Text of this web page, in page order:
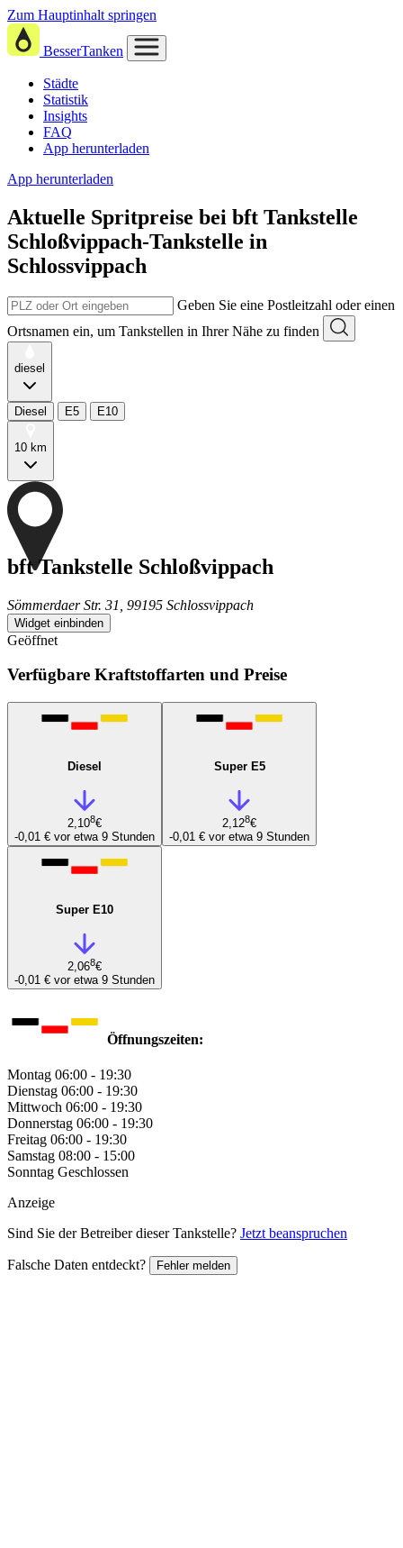
Zum Hauptinhalt springen
BesserTanken
Städte
Statistik
Insights
FAQ
App herunterladen
App herunterladen
Aktuelle Spritpreise bei bft Tankstelle
Schloßvippach-Tankstelle in
Schlossvippach
Geben Sie eine Postleitzahl oder einen
Ortsnamen ein, um Tankstellen in Ihrer Nähe zu finden
diesel
Diesel E5 E10
10 km
bft Tankstelle Schloßvippach
Sömmerdaer Str. 31, 99195 Schlossvippach
Widget einbinden
Geöffnet
Verfügbare Kraftstoffarten und Preise
Diesel
2,108€
-0,01 € vor etwa 9 Stunden
Super E5
2,128€
-0,01 € vor etwa 9 Stunden
Super E10
2,068€
-0,01 € vor etwa 9 Stunden
Öffnungszeiten:
Montag 06:00 - 19:30
Dienstag 06:00 - 19:30
Mittwoch 06:00 - 19:30
Donnerstag 06:00 - 19:30
Freitag 06:00 - 19:30
Samstag 08:00 - 15:00
Sonntag Geschlossen
Anzeige
Sind Sie der Betreiber dieser Tankstelle? Jetzt beanspruchen
Falsche Daten entdeckt? Fehler melden